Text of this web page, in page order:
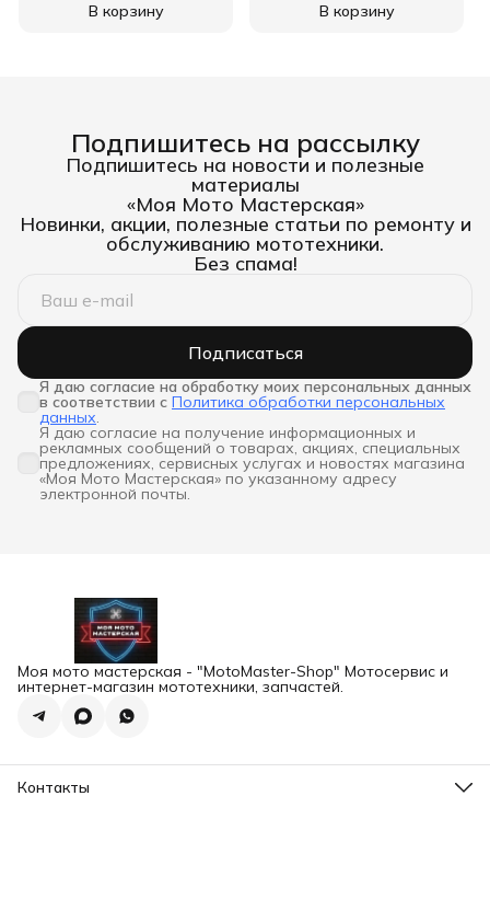
В корзину В корзину
Подпишитесь на рассылку
Подпишитесь на новости и полезные
материалы
«Моя Мото Мастерская»
Новинки, акции, полезные статьи по ремонту и
обслуживанию мототехники.
Без спама!
Подписаться
Я даю согласие на обработку моих персональных данных
в соответствии с Политика обработки персональных
данных.
Я даю согласие на получение информационных и
рекламных сообщений о товарах, акциях, специальных
предложениях, сервисных услугах и новостях магазина
«Моя Мото Мастерская» по указанному адресу
электронной почты.
Моя мото мастерская - "MotoMaster-Shop" Мотосервис и
интернет-магазин мототехники, запчастей.
Контакты